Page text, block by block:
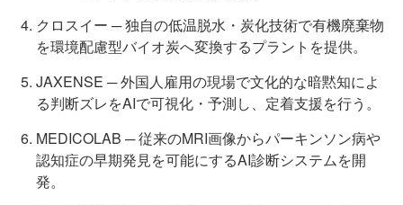
クロスイー ─ 独自の低温脱水・炭化技術で有機廃棄物
を環境配慮型バイオ炭へ変換するプラントを提供。
JAXENSE ─ 外国人雇用の現場で文化的な暗黙知によ
る判断ズレをAIで可視化・予測し、定着支援を行う。
MEDICOLAB ─ 従来のMRI画像からパーキンソン病や
認知症の早期発見を可能にするAI診断システムを開
発。